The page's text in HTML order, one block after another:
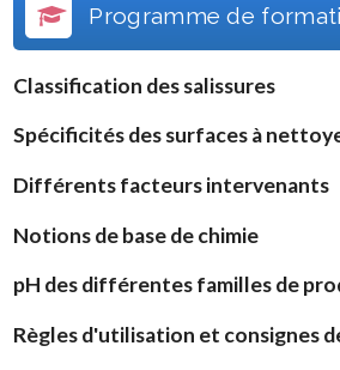
Programme de
Classification des salissures
Spécificités des surfaces à
Différents facteurs intervenants
Notions de base de chimie
pH des différentes familles de
Règles d'utilisation et consignes